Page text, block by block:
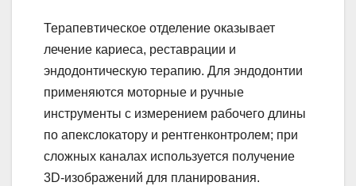
Терапевтическое отделение оказывает
лечение кариеса, реставрации и
эндодонтическую терапию. Для эндодонтии
применяются моторные и ручные
инструменты с измерением рабочего длины
по апекслокатору и рентгенконтролем; при
сложных каналах используется получение
3D-изображений для планирования.